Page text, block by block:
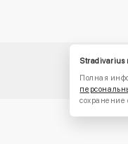
Stradivarius
Полная
сохранение